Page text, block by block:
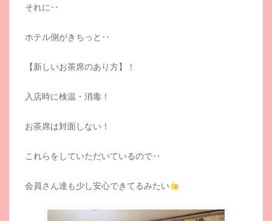
それに‥
ホテル側がきちっと‥
【新しいお茶席のあり方】！
入店時に検温・消毒！
お茶席は対面しない！
これらをしていただいているので‥
会員さん達も少し安心できてるみたい